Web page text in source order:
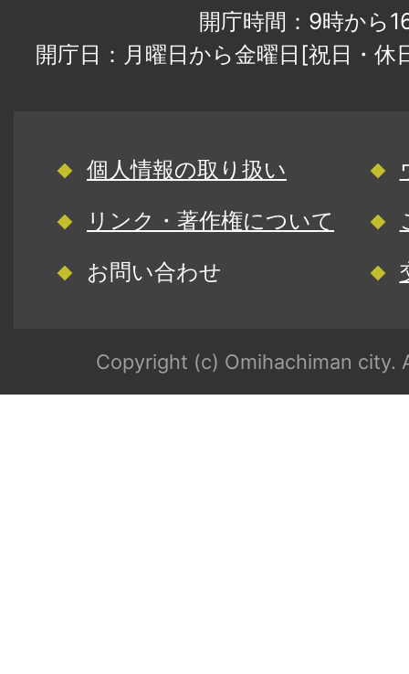
開庁時間：9時から
開庁日：月曜日から金曜日[祝日・
個人情報の取り扱い
リンク・著作権について
お問い合わせ
Copyright (c) Omihachiman city.